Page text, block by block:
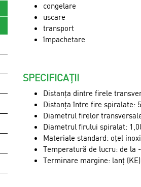
congelare
uscare
transport
împachetare
SPECIFICAȚII
Distanța dintre firele
Distanța între fire spiralate:
Diametrul firelor
Diametrul firului spiralat:
Materiale standard: oțel
Temperatură de lucru: de la
Terminare margine: lanț (KE)